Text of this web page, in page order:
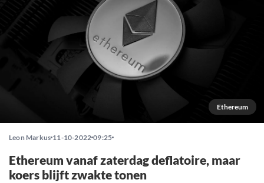
Ethereum
Leon Markus 11-10-2022 09:25
Ethereum vanaf zaterdag deflatoire, maar
koers blijft zwakte tonen